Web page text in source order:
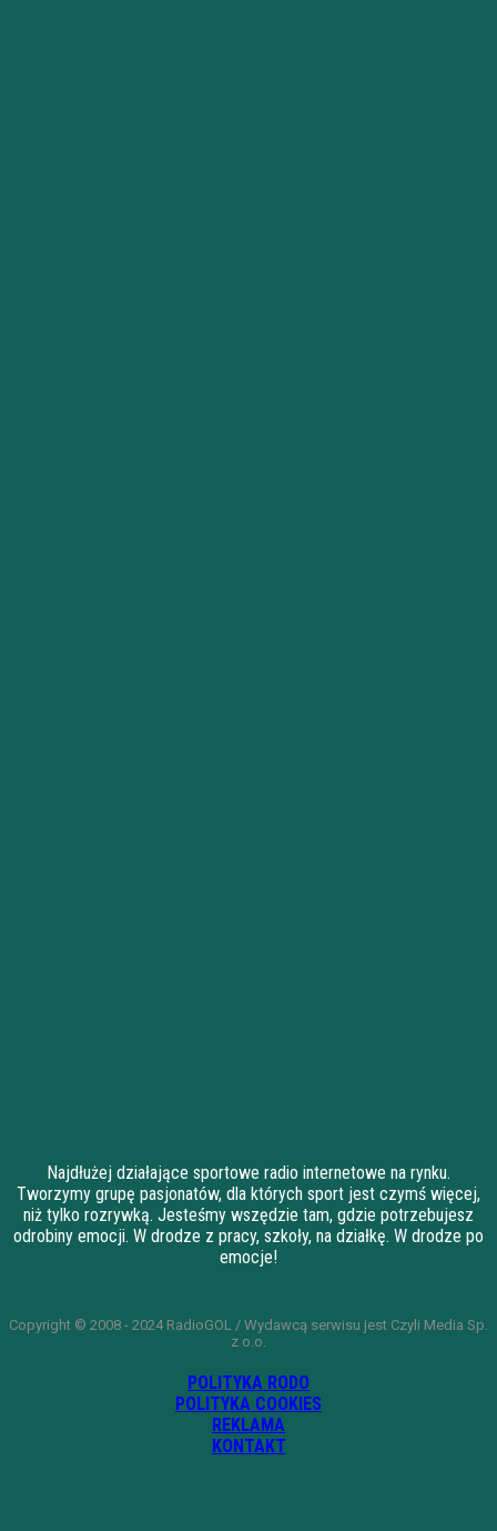
Najdłużej działające sportowe radio internetowe na rynku.
Tworzymy grupę pasjonatów, dla których sport jest czymś więcej,
niż tylko rozrywką. Jesteśmy wszędzie tam, gdzie potrzebujesz
odrobiny emocji. W drodze z pracy, szkoły, na działkę. W drodze po
emocje!
Copyright © 2008 - 2024 RadioGOL / Wydawcą serwisu jest Czyli Media Sp.
z o.o.
POLITYKA RODO
POLITYKA COOKIES
REKLAMA
KONTAKT